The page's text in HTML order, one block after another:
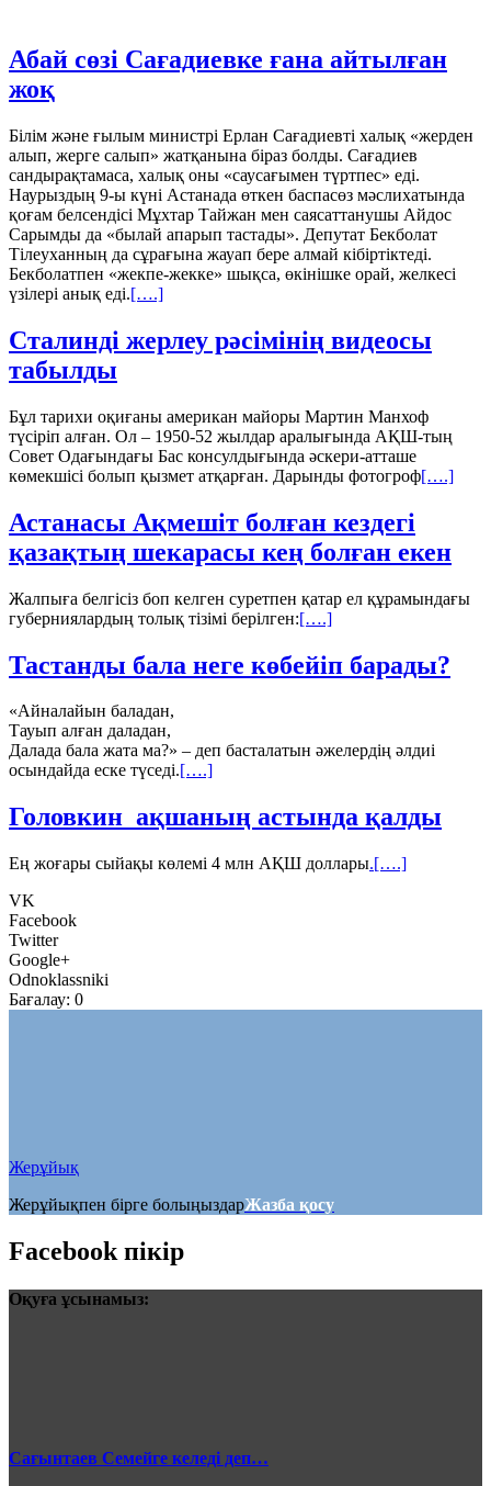
Абай сөзі Сағадиевке ғана айтылған
жоқ
Білім және ғылым министрі Ерлан Сағадиевті халық «жерден
алып, жерге салып» жатқанына біраз болды. Сағадиев
сандырақтамаса, халық оны «саусағымен түртпес» еді.
Наурыздың 9-ы күні Астанада өткен баспасөз мәслихатында
қоғам белсендісі Мұхтар Тайжан мен саясаттанушы Айдос
Сарымды да «былай апарып тастады». Депутат Бекболат
Тілеуханның да сұрағына жауап бере алмай кібіртіктеді.
Бекболатпен «жекпе-жекке» шықса, өкінішке орай, желкесі
үзілері анық еді.[….]
Сталинді жерлеу рәсімінің видеосы
табылды
Бұл тарихи оқиғаны американ майоры Мартин Манхоф
түсіріп алған. Ол – 1950-52 жылдар аралығында АҚШ-тың
Совет Одағындағы Бас консулдығында әскери-атташе
көмекшісі болып қызмет атқарған. Дарынды фотогроф[….]
Астанасы Ақмешіт болған кездегі
қазақтың шекарасы кең болған екен
Жалпыға белгісіз боп келген суретпен қатар ел құрамындағы
губерниялардың толық тізімі берілген:[….]
Тастанды бала неге көбейіп барады?
«Айналайын баладан,
Тауып алған даладан,
Далада бала жата ма?» – деп басталатын әжелердің әлдиі
осындайда еске түседі.[….]
Головкин ақшаның астында қалды
Ең жоғары сыйақы көлемі 4 млн АҚШ доллары.[….]
VK
Facebook
Twitter
Google+
Odnoklassniki
Бағалау: 0
Жерұйық
Жерұйықпен бірге болыңыздарЖазба қосу
Facebook пікір
Оқуға ұсынамыз:
Сағынтаев Семейге келеді деп…